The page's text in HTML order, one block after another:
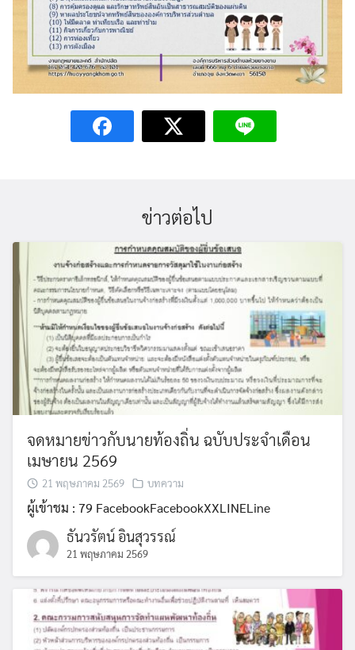
ข่าวต่อไป
จดหมายข่าวกับนายท้องถิ่น ฉบับประจำเดือน
เมษายน 2569
21 พฤษภาคม 2569 บทความ
ผู้เข้าชม : 79 FacebookFacebookXXLINELine
ธันวรัตน์ อินสุวรรณ์
21 พฤษภาคม 2569